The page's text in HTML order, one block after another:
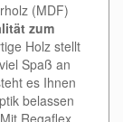
(MDF)
zum
Holz stellt
Spaß an
es Ihnen
belassen